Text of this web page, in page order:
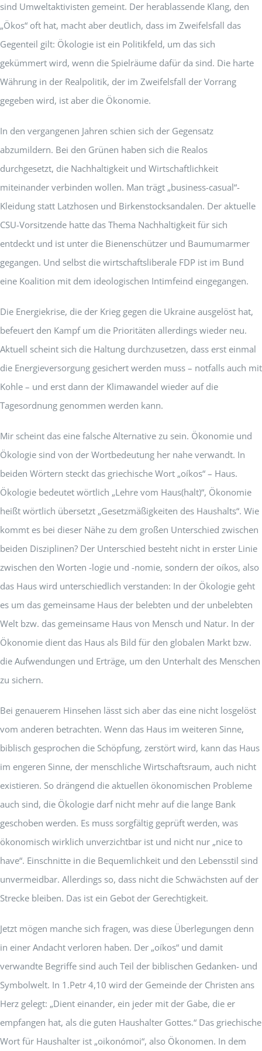
sind Umweltaktivisten gemeint. Der herablassende Klang, den
„Ökos“ oft hat, macht aber deutlich, dass im Zweifelsfall das
Gegenteil gilt: Ökologie ist ein Politikfeld, um das sich
gekümmert wird, wenn die Spielräume dafür da sind. Die harte
Währung in der Realpolitik, der im Zweifelsfall der Vorrang
gegeben wird, ist aber die Ökonomie.
In den vergangenen Jahren schien sich der Gegensatz
abzumildern. Bei den Grünen haben sich die Realos
durchgesetzt, die Nachhaltigkeit und Wirtschaftlichkeit
miteinander verbinden wollen. Man trägt „business-casual“-
Kleidung statt Latzhosen und Birkenstocksandalen. Der aktuelle
CSU-Vorsitzende hatte das Thema Nachhaltigkeit für sich
entdeckt und ist unter die Bienenschützer und Baumumarmer
gegangen. Und selbst die wirtschaftsliberale FDP ist im Bund
eine Koalition mit dem ideologischen Intimfeind eingegangen.
Die Energiekrise, die der Krieg gegen die Ukraine ausgelöst hat,
befeuert den Kampf um die Prioritäten allerdings wieder neu.
Aktuell scheint sich die Haltung durchzusetzen, dass erst einmal
die Energieversorgung gesichert werden muss – notfalls auch mit
Kohle – und erst dann der Klimawandel wieder auf die
Tagesordnung genommen werden kann.
Mir scheint das eine falsche Alternative zu sein. Ökonomie und
Ökologie sind von der Wortbedeutung her nahe verwandt. In
beiden Wörtern steckt das griechische Wort „oíkos“ – Haus.
Ökologie bedeutet wörtlich „Lehre vom Haus(halt)“, Ökonomie
heißt wörtlich übersetzt „Gesetzmäßigkeiten des Haushalts“. Wie
kommt es bei dieser Nähe zu dem großen Unterschied zwischen
beiden Disziplinen? Der Unterschied besteht nicht in erster Linie
zwischen den Worten -logie und -nomie, sondern der oíkos, also
das Haus wird unterschiedlich verstanden: In der Ökologie geht
es um das gemeinsame Haus der belebten und der unbelebten
Welt bzw. das gemeinsame Haus von Mensch und Natur. In der
Ökonomie dient das Haus als Bild für den globalen Markt bzw.
die Aufwendungen und Erträge, um den Unterhalt des Menschen
zu sichern.
Bei genauerem Hinsehen lässt sich aber das eine nicht losgelöst
vom anderen betrachten. Wenn das Haus im weiteren Sinne,
biblisch gesprochen die Schöpfung, zerstört wird, kann das Haus
im engeren Sinne, der menschliche Wirtschaftsraum, auch nicht
existieren. So drängend die aktuellen ökonomischen Probleme
auch sind, die Ökologie darf nicht mehr auf die lange Bank
geschoben werden. Es muss sorgfältig geprüft werden, was
ökonomisch wirklich unverzichtbar ist und nicht nur „nice to
have“. Einschnitte in die Bequemlichkeit und den Lebensstil sind
unvermeidbar. Allerdings so, dass nicht die Schwächsten auf der
Strecke bleiben. Das ist ein Gebot der Gerechtigkeit.
Jetzt mögen manche sich fragen, was diese Überlegungen denn
in einer Andacht verloren haben. Der „oíkos“ und damit
verwandte Begriffe sind auch Teil der biblischen Gedanken- und
Symbolwelt. In 1.Petr 4,10 wird der Gemeinde der Christen ans
Herz gelegt: „Dient einander, ein jeder mit der Gabe, die er
empfangen hat, als die guten Haushalter Gottes.“ Das griechische
Wort für Haushalter ist „oikonómoi“, also Ökonomen. In dem